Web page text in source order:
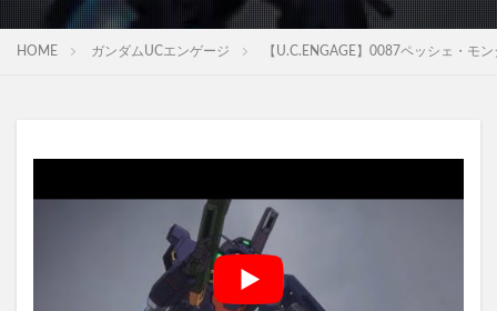
HOME ガンダムUCエンゲージ 【U.C.ENGAGE】0087ペッシェ・モ